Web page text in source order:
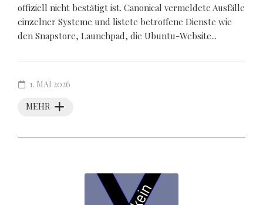
offiziell nicht bestätigt ist. Canonical vermeldete Ausfälle
einzelner Systeme und listete betroffene Dienste wie
den Snapstore, Launchpad, die Ubuntu-Website...
MEHR
1. MAI 2026